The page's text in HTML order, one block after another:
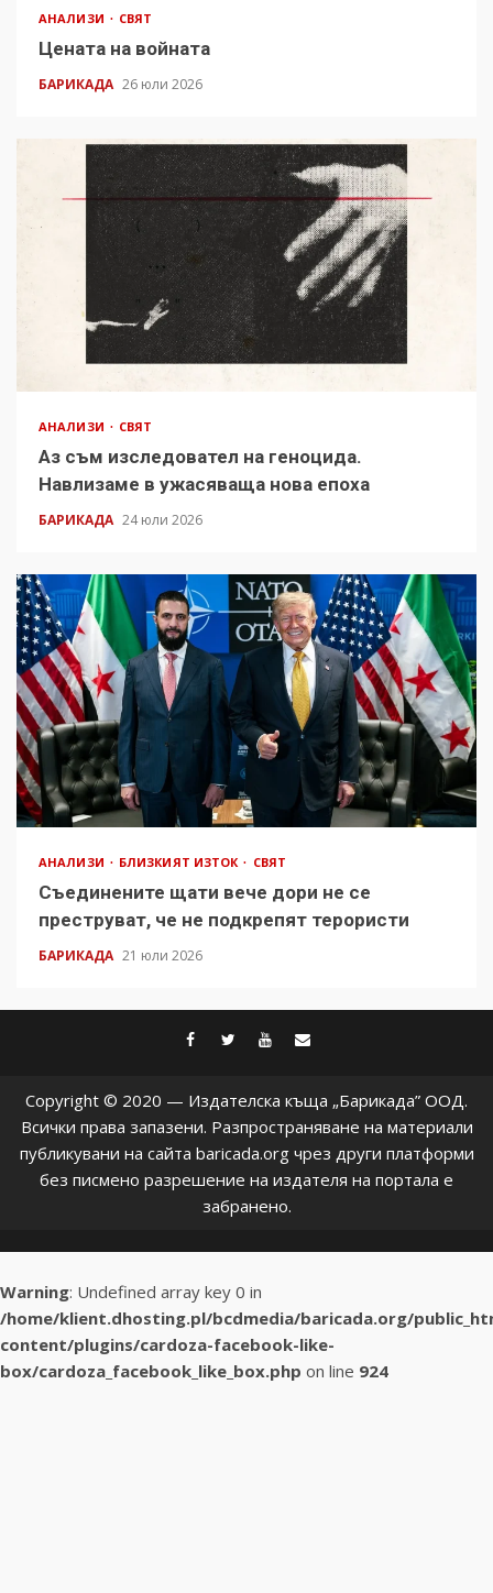
АНАЛИЗИ СВЯТ
Цената на войната
БАРИКАДА 26 юли 2026
АНАЛИЗИ СВЯТ
Аз съм изследовател на геноцида.
Навлизаме в ужасяваща нова епоха
БАРИКАДА 24 юли 2026
АНАЛИЗИ БЛИЗКИЯТ ИЗТОК СВЯТ
Съединените щати вече дори не се
преструват, че не подкрепят терористи
БАРИКАДА 21 юли 2026
facebook
twitter
youtube
Copyright © 2020 — Издателска къща „Барикада” ООД.
Всички права запазени. Разпространяване на материали
публикувани на сайта baricada.org чрез други платформи
без писмено разрешение на издателя на портала е
забранено.
Warning: Undefined array key 0 in
/home/klient.dhosting.pl/bcdmedia/baricada.org/
content/plugins/cardoza-facebook-like-
box/cardoza_facebook_like_box.php on line 924